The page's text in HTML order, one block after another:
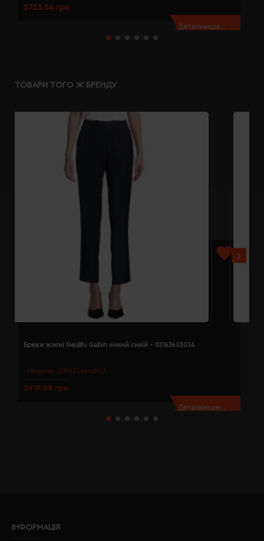
2733.54 грн
Детальніше...
ТОВАРИ ТОГО Ж БРЕНДУ
Модель: 03163(NeoBlu)
Брюки жіночі NeoBlu Gabin нічний синій - 03163603034
2919.08 грн
Детальніше...
ІНФОРМАЦІЯ